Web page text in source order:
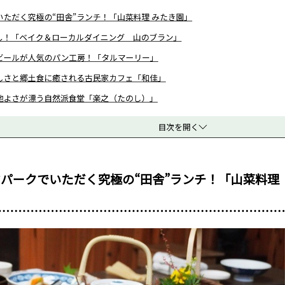
だく究極の“田舎”ランチ！「山菜料理 みたき園」
「ベイク＆ローカルダイニング 山のブラン」
ルが人気のパン工房！「タルマーリー」
と郷土食に癒される古民家カフェ「和佳」
さが漂う自然派食堂「楽之（たのし）」
目次を開く
ークでいただく究極の“田舎”ランチ！「山菜料理